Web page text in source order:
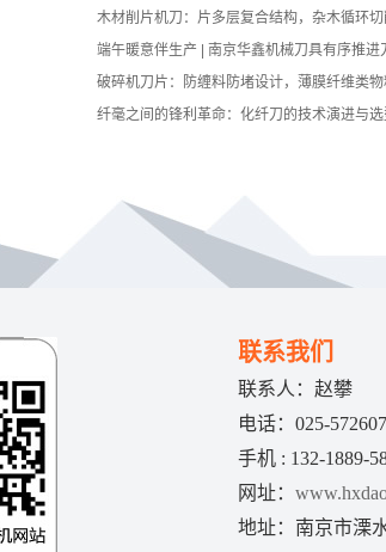
木材削片机刀：片多层复合结构，杂木循环
端午暖意伴生产 | 南京华鑫机械刀具有序推进
破碎机刀片：防缠料防堵设计，薄膜纤维类
纤毫之间的锋利革命：化纤刀的技术演进与
联系我们
联系人：赵攀
电话：025-
手机 : 132-1889-
网址：
地址：南京市溧